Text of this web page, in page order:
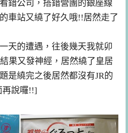
錯公司，搭錯營團的銀座線
車站又繞了好久哦!!居然走了
天的遭遇，往後幾天我就卯
果又發神經，居然繞了皇居
是繞完之後居然都沒有JR的
說囉!!]